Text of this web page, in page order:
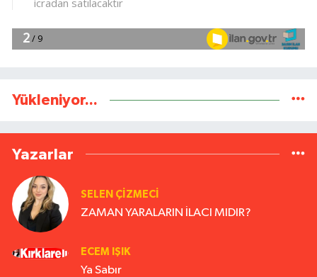
Yükleniyor...
Yazarlar
SELEN ÇİZMECİ
ZAMAN YARALARIN İLACI MIDIR?
ECEM IŞIK
Ya Sabır